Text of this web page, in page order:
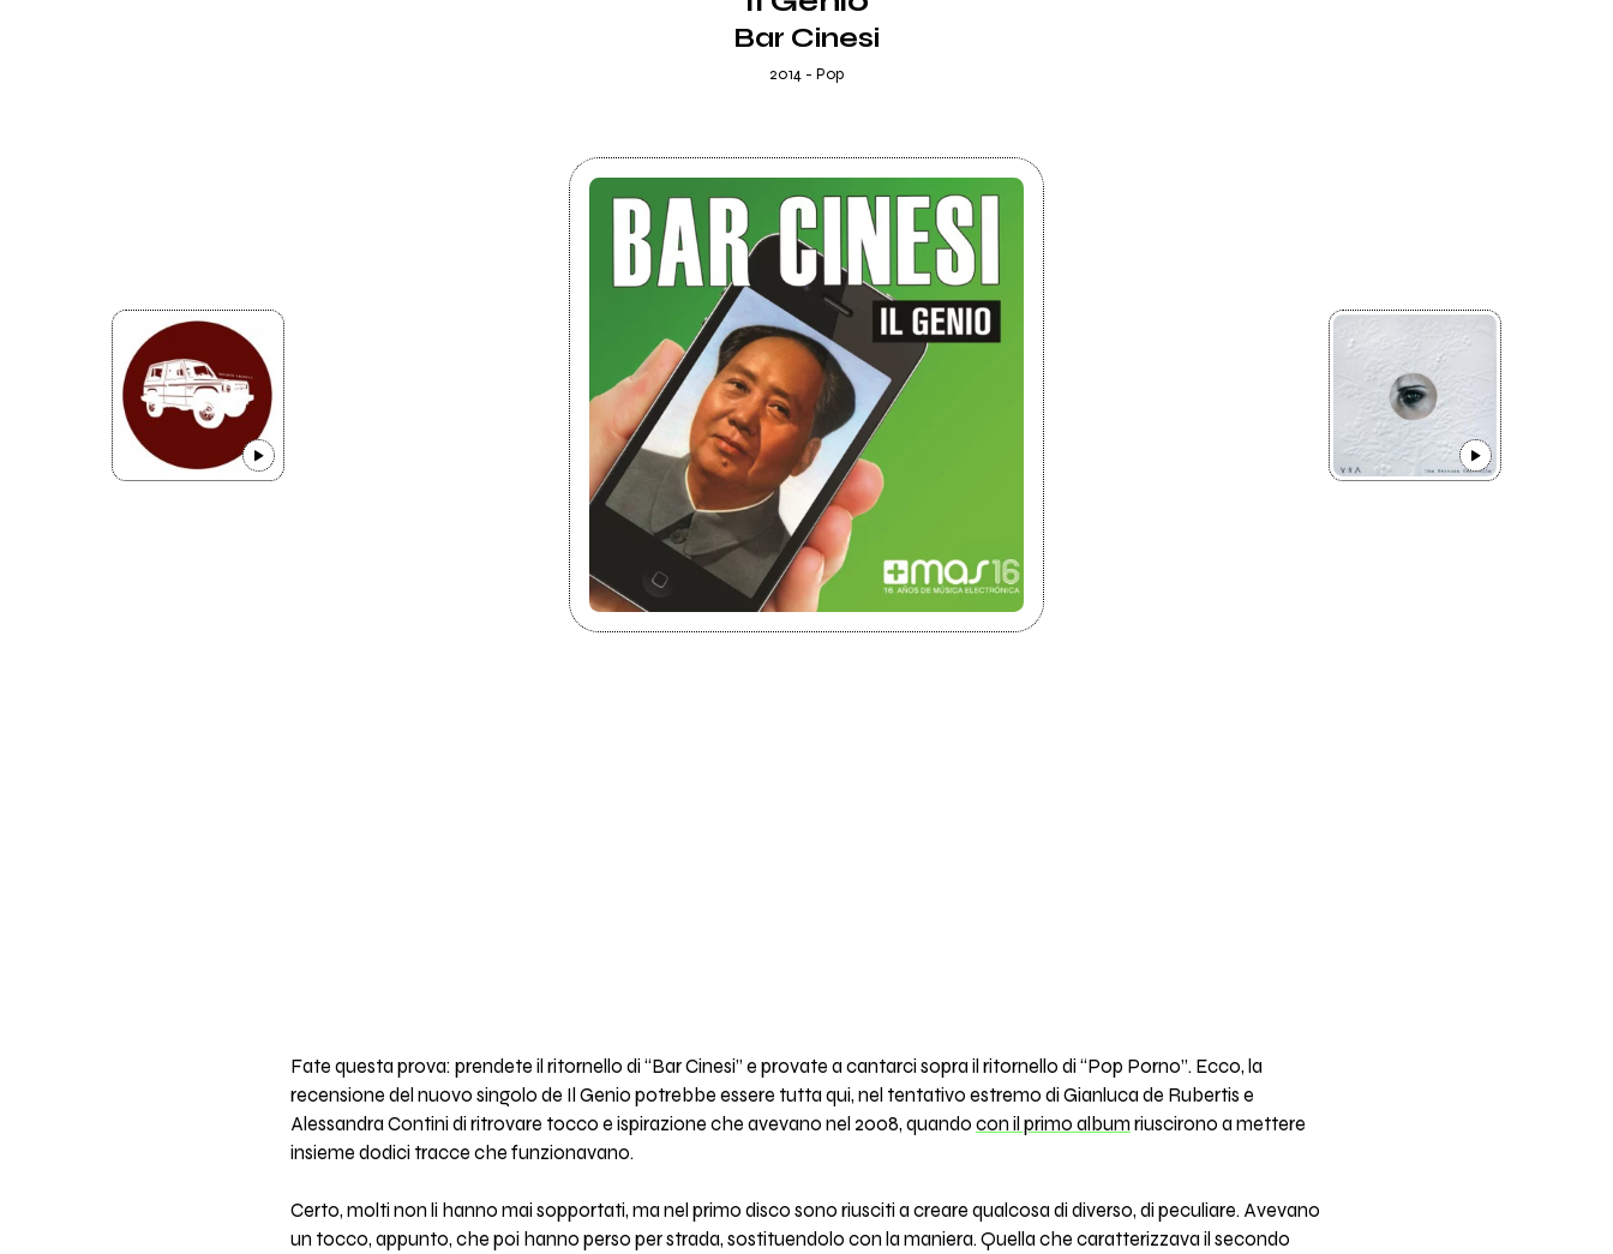
Bar Cinesi
2014 - Pop
Fate questa prova: prendete il ritornello di “Bar Cinesi” e provate a cantarci sopra il ritornello di “Pop Porno”. Ecco, la
recensione del nuovo singolo de Il Genio potrebbe essere tutta qui, nel tentativo estremo di Gianluca de Rubertis e
Alessandra Contini di ritrovare tocco e ispirazione che avevano nel 2008, quando con il primo album riuscirono a mettere
insieme dodici tracce che funzionavano.
Certo, molti non li hanno mai sopportati, ma nel primo disco sono riusciti a creare qualcosa di diverso, di peculiare. Avevano
un tocco, appunto, che poi hanno perso per strada, sostituendolo con la maniera. Quella che caratterizzava il secondo